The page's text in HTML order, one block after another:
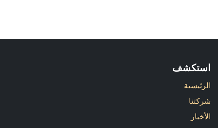
استكشف
الرئيسية
شركتنا
الأخبار